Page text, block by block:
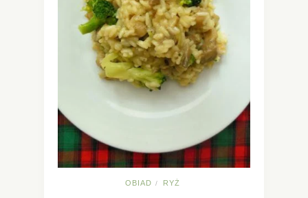
OBIAD / RYŻ